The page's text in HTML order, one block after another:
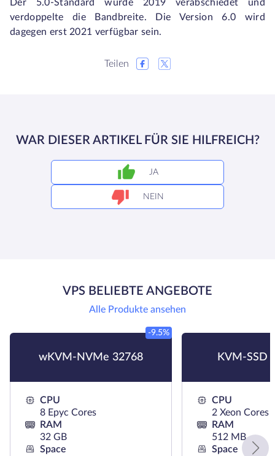
Der 5.0-Standard wurde 2019 verabschiedet und
verdoppelte die Bandbreite. Die Version 6.0 wird
dagegen erst 2021 verfügbar sein.
Teilen
WAR DIESER ARTIKEL FÜR SIE HILFREICH?
JA
NEIN
VPS BELIEBTE ANGEBOTE
Alle Produkte ansehen
wKVM-NVMe 32768
-9.5%
CPU
8 Epyc Cores
RAM
32 GB
Space
KVM-SSD
CPU
2 Xeon Cores
RAM
512 MB
Space